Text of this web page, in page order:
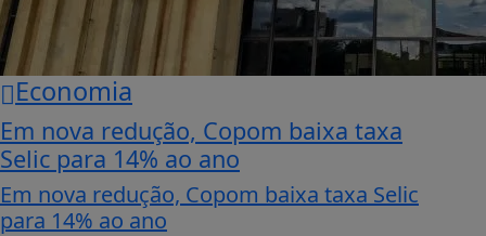
Economia
Em nova redução, Copom baixa taxa
Selic para 14% ao ano
Em nova redução, Copom baixa taxa Selic
para 14% ao ano